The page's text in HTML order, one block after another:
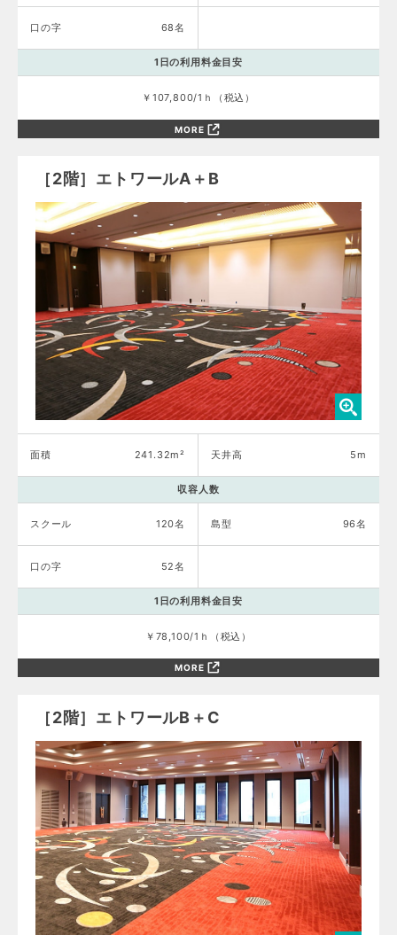
口の字 68名
1日の利用料金目安
￥107,800/1ｈ（税込）
MORE
［2階］エトワールA＋B
面積 241.32m² 天井高 5m
収容人数
スクール 120名 島型 96名
口の字 52名
1日の利用料金目安
￥78,100/1ｈ（税込）
MORE
［2階］エトワールB＋C